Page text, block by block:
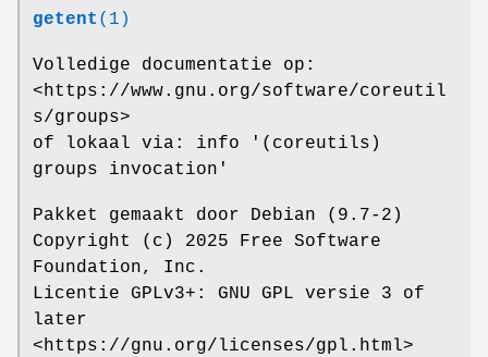
getent (1)
Volledige documentatie op:
<https://www.gnu.org/software/coreutil
s/groups>
of lokaal via: info '(coreutils)
groups invocation'
Pakket gemaakt door Debian (9.7-2)
Copyright (c) 2025 Free Software
Foundation, Inc.
Licentie GPLv3+: GNU GPL versie 3 of
later
<https://gnu.org/licenses/gpl.html>